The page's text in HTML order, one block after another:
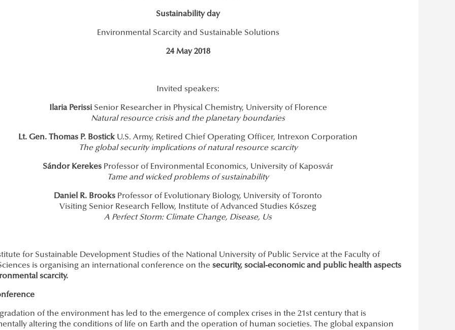
Sustainability day
Environmental Scarcity and Sustainable Solutions
24 May 2018
Invited speakers:
Ilaria Perissi Senior Researcher in Physical Chemistry, University of Florence
Natural resource crisis and the planetary boundaries
Lt. Gen. Thomas P. BostickU.S. Army, Retired Chief Operating Officer, Intrexon Corporation
The global security implications of natural resource scarcity
Sándor Kerekes Professor of Environmental Economics, University of Kaposvár
Tame and wicked problems of sustainability
Daniel R. Brooks Professor of Evolutionary Biology, University of Toronto
Visiting Senior Research Fellow, Institute of Advanced Studies Kőszeg
A Perfect Storm: Climate Change, Disease, Us
for Sustainable Development Studies of the National University of Public Service at the Faculty of
is organising an international conference on the security, social-economic and public health aspects
scarcity.
of the environment has led to the emergence of complex crises in the 21st century that is
altering the conditions of life on Earth and the operation of human societies. The global expansion